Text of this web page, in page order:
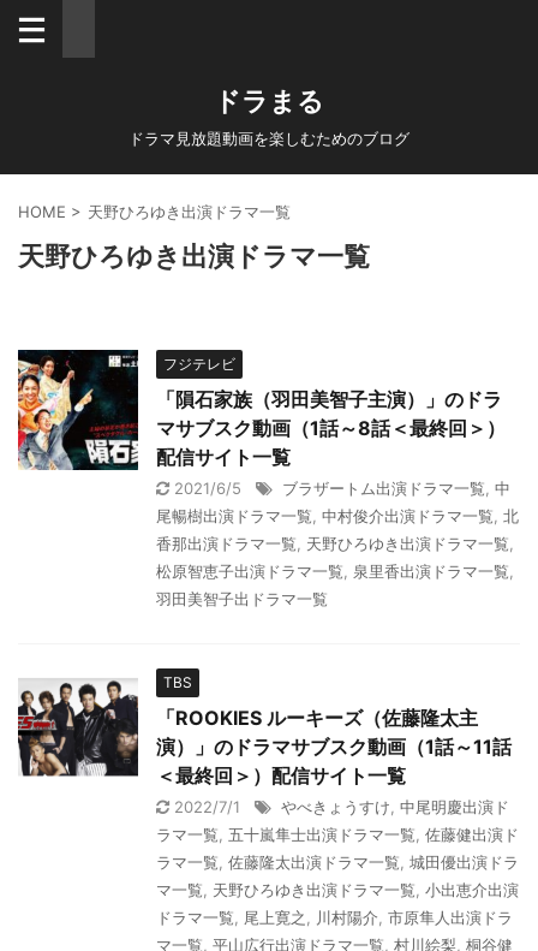
ドラまる
ドラマ見放題動画を楽しむためのブログ
HOME > 天野ひろゆき出演ドラマ一覧
天野ひろゆき出演ドラマ一覧
フジテレビ
「隕石家族（羽田美智子主演）」のドラ
マサブスク動画（1話～8話＜最終回＞）
配信サイト一覧
2021/6/5 ブラザートム出演ドラマ一覧 中
尾暢樹出演ドラマ一覧 中村俊介出演ドラマ一覧 北
香那出演ドラマ一覧
天野ひろゆき出演ドラマ一覧
松原智恵子出演ドラマ一覧
泉里香出演ドラマ一覧
羽田美智子出ドラマ一覧
TBS
「ROOKIES ルーキーズ（佐藤隆太主
演）」のドラマサブスク動画（1話～11話
＜最終回＞）配信サイト一覧
2022/7/1 やべきょうすけ 中尾明慶出演ド
ラマ一覧 五十嵐隼士出演ドラマ一覧 佐藤健出演ド
ラマ一覧 佐藤隆太出演ドラマ一覧 城田優出演ドラ
マ一覧
天野ひろゆき出演ドラマ一覧 小出恵介出演
ドラマ一覧
尾上寛之 川村陽介 市原隼人出演ドラ
マ一覧 平山広行出演ドラマ一覧 村川絵梨 桐谷健